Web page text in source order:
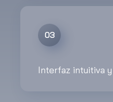
03
Interfaz intuitiva